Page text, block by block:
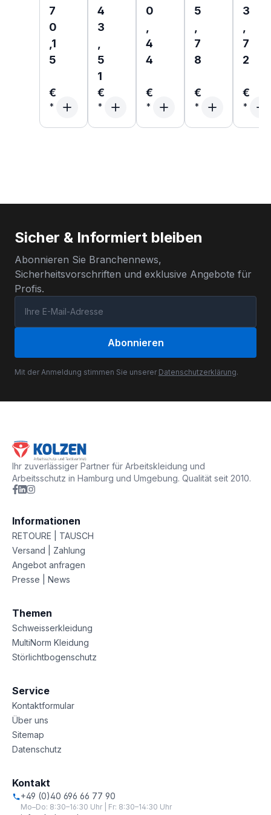
7
0
,1
5
€
4
3
5
1
€
0
4
4
€
5
7
8
€
3
7
2
€
Sicher & Informiert bleiben
Abonnieren Sie Branchennews,
Sicherheitsvorschriften und exklusive Angebote für
Profis.
Abonnieren
Mit der Anmeldung stimmen Sie unserer Datenschutzerklärung.
Ihr zuverlässiger Partner für Arbeitskleidung und
Arbeitsschutz in Hamburg und Umgebung. Qualität seit 2010.
Informationen
RETOURE | TAUSCH
Versand | Zahlung
Angebot anfragen
Presse | News
Themen
Schweisserkleidung
MultiNorm Kleidung
Störlichtbogenschutz
Service
Kontaktformular
Über uns
Sitemap
Datenschutz
Kontakt
+49 (0)40 696 66 77 90
Mo–Do: 8:30–16:30 Uhr | Fr: 8:30–14:30 Uhr